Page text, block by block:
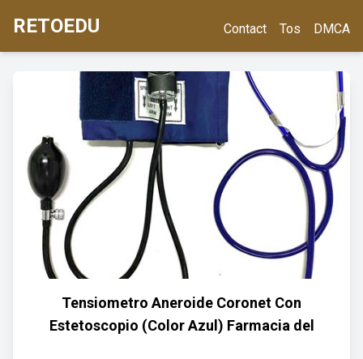
RETOEDU Contact Tos DMCA
Tensiometro Aneroide Coronet Con
Estetoscopio (Color Azul) Farmacia del